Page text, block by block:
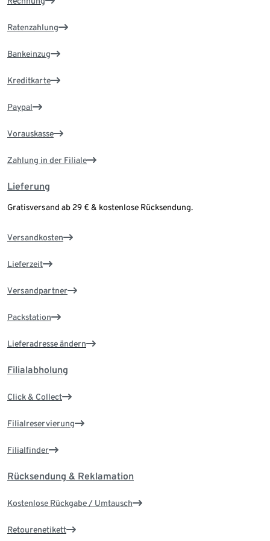
Ratenzahlung
Bankeinzug
Kreditkarte
Paypal
Vorauskasse
Zahlung in der Filiale
Lieferung
Gratisversand ab 29 € & kostenlose Rücksendung.
Versandkosten
Lieferzeit
Versandpartner
Packstation
Lieferadresse ändern
Filialabholung
Click & Collect
Filialreservierung
Filialfinder
Rücksendung & Reklamation
Kostenlose Rückgabe / Umtausch
Retourenetikett